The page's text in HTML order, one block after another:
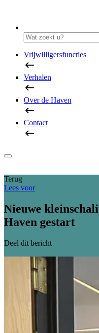
Vrijwilligersfuncties
Verhalen
Over de Haven
Contact
Terug
Lees voor
Nieuwe
Haven gestart
Deel dit bericht